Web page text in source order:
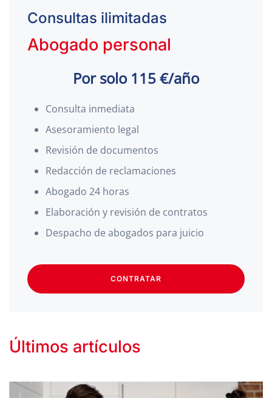
Consultas ilimitadas
Abogado personal
Por solo 115 €/año
Consulta inmediata
Asesoramiento legal
Revisión de documentos
Redacción de reclamaciones
Abogado 24 horas
Elaboración y revisión de contratos
Despacho de abogados para juicio
CONTRATAR
Últimos artículos